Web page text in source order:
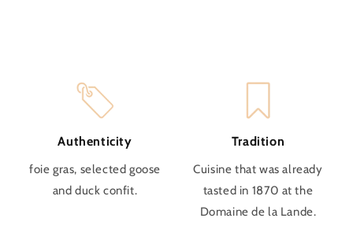
Authenticity
foie gras, selected goose
and duck confit.
Tradition
Cuisine that was already
tasted in 1870 at the
Domaine de la Lande.